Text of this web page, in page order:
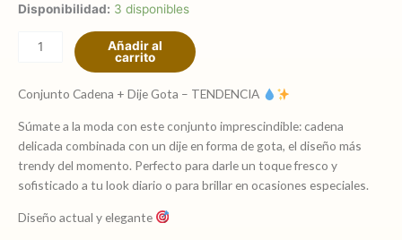
Disponibilidad: 3 disponibles
Conjunto
más
gota
cantidad
Añadir al
carrito
Conjunto Cadena + Dije Gota – TENDENCIA
Súmate a la moda con este conjunto imprescindible: cadena
delicada combinada con un dije en forma de gota, el diseño más
trendy del momento. Perfecto para darle un toque fresco y
sofisticado a tu look diario o para brillar en ocasiones especiales.
Diseño actual y elegante